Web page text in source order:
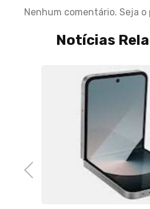
Nenhum comentário. Seja
Notícias
Previous